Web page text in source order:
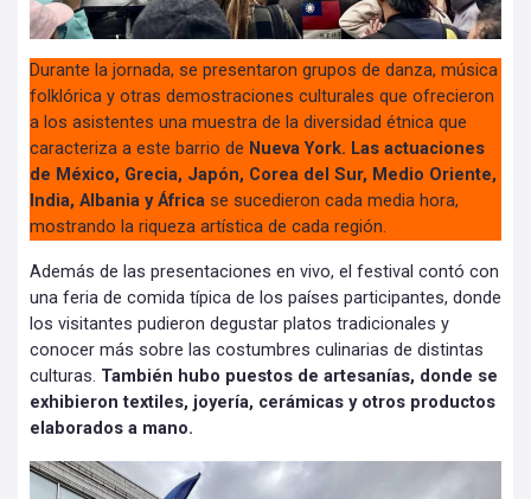
Durante la jornada, se presentaron grupos de danza, música
folklórica y otras demostraciones culturales que ofrecieron
a los asistentes una muestra de la diversidad étnica que
caracteriza a este barrio de Nueva York. Las actuaciones
de México, Grecia, Japón, Corea del Sur, Medio Oriente,
India, Albania y África se sucedieron cada media hora,
mostrando la riqueza artística de cada región.
Además de las presentaciones en vivo, el festival contó con
una feria de comida típica de los países participantes, donde
los visitantes pudieron degustar platos tradicionales y
conocer más sobre las costumbres culinarias de distintas
culturas. También hubo puestos de artesanías, donde se
exhibieron textiles, joyería, cerámicas y otros productos
elaborados a mano.